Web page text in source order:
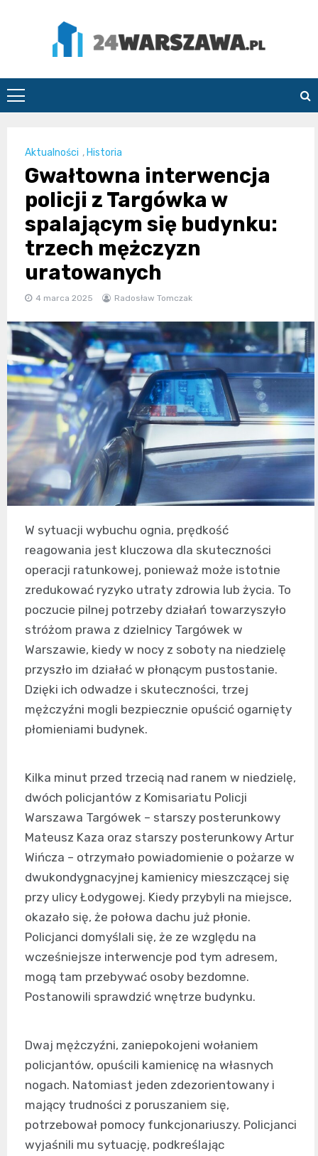
24Warszawa.pl
Aktualności , Historia
Gwałtowna interwencja
policji z Targówka w
spalającym się budynku:
trzech mężczyzn
uratowanych
4 marca 2025 Radosław Tomczak
W sytuacji wybuchu ognia, prędkość
reagowania jest kluczowa dla skuteczności
operacji ratunkowej, ponieważ może istotnie
zredukować ryzyko utraty zdrowia lub życia. To
poczucie pilnej potrzeby działań towarzyszyło
stróżom prawa z dzielnicy Targówek w
Warszawie, kiedy w nocy z soboty na niedzielę
przyszło im działać w płonącym pustostanie.
Dzięki ich odwadze i skuteczności, trzej
mężczyźni mogli bezpiecznie opuścić ogarnięty
płomieniami budynek.
Kilka minut przed trzecią nad ranem w niedzielę,
dwóch policjantów z Komisariatu Policji
Warszawa Targówek – starszy posterunkowy
Mateusz Kaza oraz starszy posterunkowy Artur
Wińcza – otrzymało powiadomienie o pożarze w
dwukondygnacyjnej kamienicy mieszczącej się
przy ulicy Łodygowej. Kiedy przybyli na miejsce,
okazało się, że połowa dachu już płonie.
Policjanci domyślali się, że ze względu na
wcześniejsze interwencje pod tym adresem,
mogą tam przebywać osoby bezdomne.
Postanowili sprawdzić wnętrze budynku.
Dwaj mężczyźni, zaniepokojeni wołaniem
policjantów, opuścili kamienicę na własnych
nogach. Natomiast jeden zdezorientowany i
mający trudności z poruszaniem się,
potrzebował pomocy funkcjonariuszy. Policjanci
wyjaśnili mu sytuację, podkreślając